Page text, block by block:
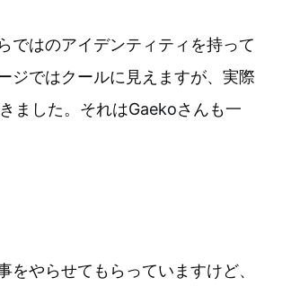
ではのアイデンティティを持って
ジではクールに見えますが、実際
ました。それはGaekoさんも一
やらせてもらっていますけど、